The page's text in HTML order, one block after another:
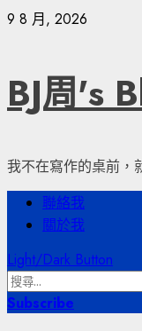
Skip
9 8 月, 2026
BJ周's
我不在寫作的桌前，
Primary
Menu
聯絡我
關於我
Light/Dark Button
搜
尋
Subscribe